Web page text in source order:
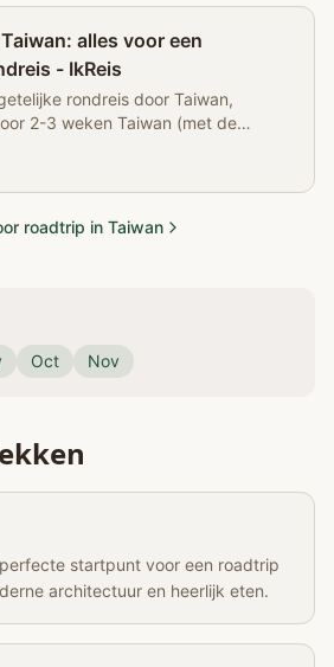
alles voor een
- IkReis
rondreis door Taiwan,
2-3 weken Taiwan (met de
roadtrip in Taiwan
Oct Nov
startpunt voor een roadtrip
architectuur en heerlijk eten.